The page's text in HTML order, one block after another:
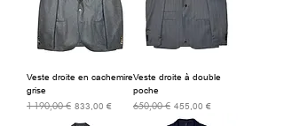
Veste droite en cachemire
grise
Prix original
1 190,00 € Prix promotionnel
833,00 €
Veste droite à double
poche
Prix original
650,00 € Prix promotionnel
455,00 €